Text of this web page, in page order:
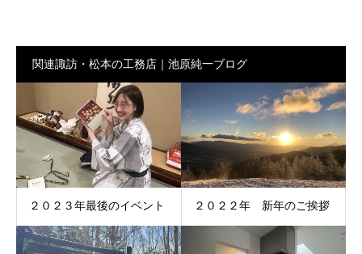
関連諏訪・松本の工務店｜池原純一ブログ
２０２３年最後のイベント ２０２２年 新年のご挨拶